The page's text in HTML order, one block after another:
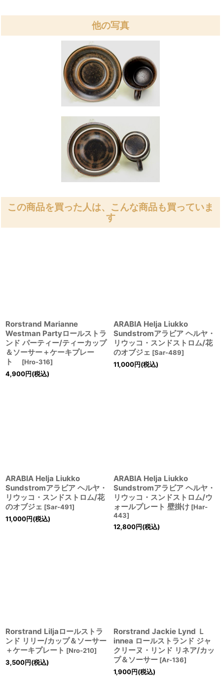
他の写真
この商品を買った人は、こんな商品も買っていま
す
Rorstrand Marianne
Westman Partyロールストラ
ンド パーティー/ティーカップ
＆ソーサー＋ケーキプレー
ト
[Hro-316]
4,900円(税込)
ARABIA Helja Liukko
Sundstromアラビア ヘルヤ・
リウッコ・スンドストロム/花
のオブジェ [Sar-489]
11,000円(税込)
ARABIA Helja Liukko
Sundstromアラビア ヘルヤ・
リウッコ・スンドストロム/花
のオブジェ [Sar-491]
11,000円(税込)
ARABIA Helja Liukko
Sundstromアラビア ヘルヤ・
リウッコ・スンドストロム/ウ
ォールプレート 壁掛け [Har-
443]
12,800円(税込)
Rorstrand Liljaロールストラ
ンド リリー/カップ＆ソーサー
＋ケーキプレート [Nro-210]
3,500円(税込)
Rorstrand Jackie Lynd Ｌ
innea ロールストランド ジャ
クリーヌ・リンド リネア/カッ
プ＆ソーサー [Ar-136]
1,900円(税込)